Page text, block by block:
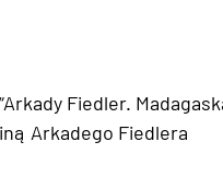
Fiedler.
Arkadego Fiedlera